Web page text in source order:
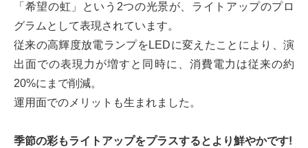
「希望の虹」という2つの光景が、ライトアップのプロ
グラムとして表現されています。
従来の高輝度放電ランプをLEDに変えたことにより、演
出面での表現力が増すと同時に、消費電力は従来の約
20%にまで削減。
運用面でのメリットも生まれました。
季節の彩もライトアップをプラスするとより鮮やかです!